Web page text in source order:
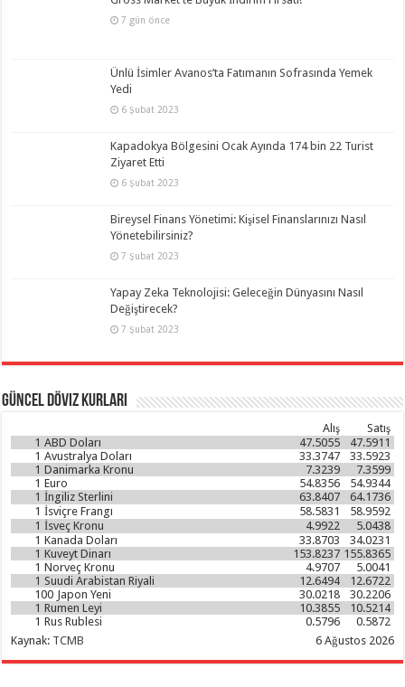
7 gün önce
Ünlü İsimler Avanos’ta Fatımanın Sofrasında Yemek
Yedi
6 Şubat 2023
Kapadokya Bölgesini Ocak Ayında 174 bin 22 Turist
Ziyaret Etti
6 Şubat 2023
Bireysel Finans Yönetimi: Kişisel Finanslarınızı Nasıl
Yönetebilirsiniz?
7 Şubat 2023
Yapay Zeka Teknolojisi: Geleceğin Dünyasını Nasıl
Değiştirecek?
7 Şubat 2023
Güncel Döviz Kurları
Satış
Alış
1 ABD Doları 47.5911
47.5055
1 Avustralya Doları 33.5923
33.3747
1 Danimarka Kronu 7.3599
7.3239
1 Euro 54.9344
54.8356
1 İngiliz Sterlini 64.1736
63.8407
1 İsviçre Frangı 58.9592
58.5831
1 İsveç Kronu 5.0438
4.9922
1 Kanada Doları 34.0231
33.8703
1 Kuveyt Dinarı 155.8365
153.8237
1 Norveç Kronu 5.0041
4.9707
1 Suudi Arabistan Riyali 12.6722
12.6494
100 Japon Yeni 30.2206
30.0218
1 Rumen Leyi 10.5214
10.3855
1 Rus Rublesi 0.5872
0.5796
Kaynak: TCMB 6 Ağustos 2026